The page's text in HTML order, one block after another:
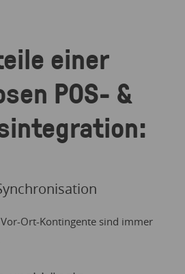
einer
POS- &
Ort-Kontingente sind immer